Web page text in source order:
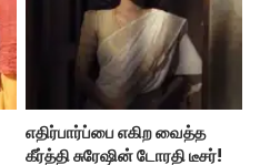
எதிர்பார்ப்பை எகிற வைத்த
கீர்த்தி சுரேஷின் டோரதி டீசர்!